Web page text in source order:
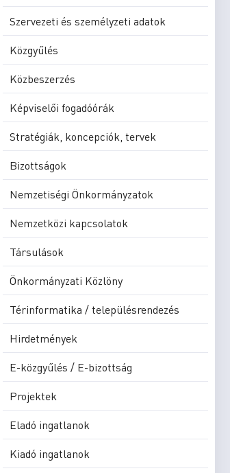
Szervezeti és személyzeti adatok
Közgyűlés
Közbeszerzés
Képviselői fogadóórák
Stratégiák, koncepciók, tervek
Bizottságok
Nemzetiségi Önkormányzatok
Nemzetközi kapcsolatok
Társulások
Önkormányzati Közlöny
Térinformatika / településrendezés
Hirdetmények
E-közgyűlés / E-bizottság
Projektek
Eladó ingatlanok
Kiadó ingatlanok